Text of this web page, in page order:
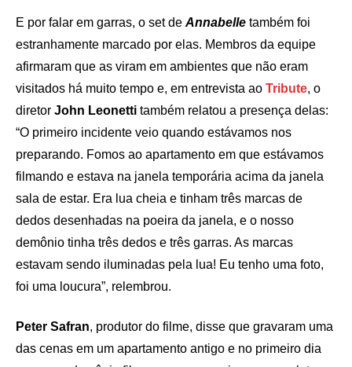
E por falar em garras, o set de Annabelle também foi
estranhamente marcado por elas. Membros da equipe
afirmaram que as viram em ambientes que não eram
visitados há muito tempo e, em entrevista ao Tribute, o
diretor John Leonetti também relatou a presença delas:
“O primeiro incidente veio quando estávamos nos
preparando. Fomos ao apartamento em que estávamos
filmando e estava na janela temporária acima da janela
sala de estar. Era lua cheia e tinham três marcas de
dedos desenhadas na poeira da janela, e o nosso
demônio tinha três dedos e três garras. As marcas
estavam sendo iluminadas pela lua! Eu tenho uma foto,
foi uma loucura”, relembrou.
Peter Safran, produtor do filme, disse que gravaram uma
das cenas em um apartamento antigo e no primeiro dia